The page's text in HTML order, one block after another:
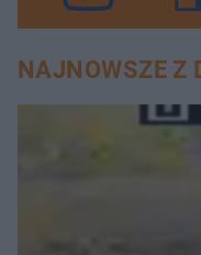
NAJNOWSZE Z